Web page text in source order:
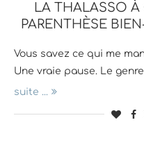
LA THALASSO
PARENTHÈSE
Vous savez ce qui me
Une vraie pause. Le
suite ...